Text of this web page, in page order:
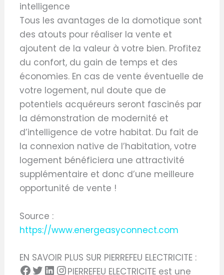
intelligence
Tous les avantages de la domotique sont
des atouts pour réaliser la vente et
ajoutent de la valeur à votre bien. Profitez
du confort, du gain de temps et des
économies. En cas de vente éventuelle de
votre logement, nul doute que de
potentiels acquéreurs seront fascinés par
la démonstration de modernité et
d’intelligence de votre habitat. Du fait de
la connexion native de l’habitation, votre
logement bénéficiera une attractivité
supplémentaire et donc d’une meilleure
opportunité de vente !
Source :
https://www.energeasyconnect.com
EN SAVOIR PLUS SUR PIERREFEU ELECTRICITE :
PIERREFEU ELECTRICITE est une